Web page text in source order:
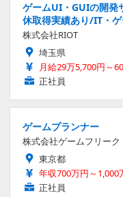
ゲームUI・GUIの開発
休取得実績あり/IT・
株式会社RIOT
埼玉県
月給29万5,700円～
正社員
ゲームプランナー
株式会社ゲームフリーク
東京都
年収700万円～1,000
正社員